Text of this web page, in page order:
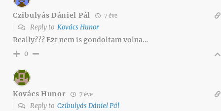
Czibulyás Dániel Pál 7 éve
Reply to Kovács Hunor
Really??? Ezt nem is gondoltam volna…
0
Kovács Hunor 7 éve
Reply to Czibulyás Dániel Pál